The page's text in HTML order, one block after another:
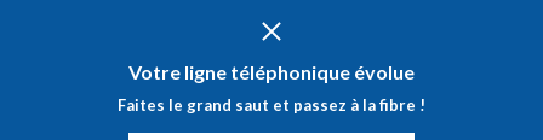
Votre ligne téléphonique évolue
Faites le grand saut et passez à la fibre !